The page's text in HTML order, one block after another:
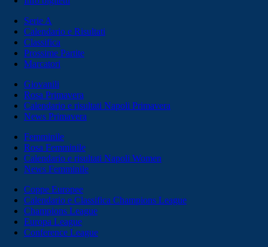
Serie A
Calendario e Risultati
Classifica
Prossime Partite
Marcatori
Giovanili
Rosa Primavera
Calendario e risultati Napoli Primavera
News Primavera
Femminile
Rosa Femminile
Calendario e risultati Napoli Women
News Femminile
Coppe Europee
Calendario e Classifica Champions League
Champions League
Europa League
Conference League